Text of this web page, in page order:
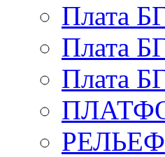
Плата
Плата
Плата
РЕЛЬЕФ